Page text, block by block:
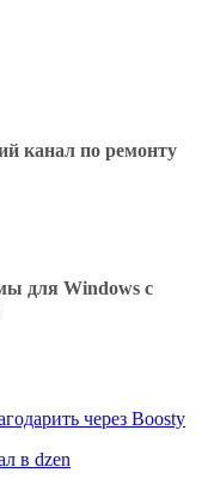
канал по ремонту
для Windows с